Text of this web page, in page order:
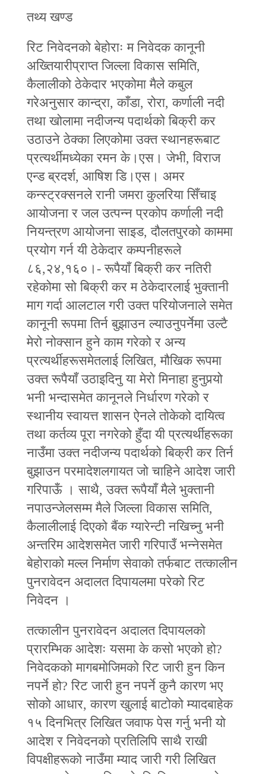
तथ्य खण्ड
रिट निवेदनको बेहोराः म निवेदक कानूनी
अख्तियारीप्राप्त जिल्ला विकास समिति,
कैलालीको ठेकेदार भएकोमा मैले कबुल
गरेअनुसार कान्द्रा, काँडा, रोरा, कर्णाली नदी
तथा खोलामा नदीजन्य पदार्थको बिक्री कर
उठाउने ठेक्का लिएकोमा उक्त स्थानहरूबाट
प्रत्यर्थीमध्येका रमन के।एस। जेभी, विराज
एन्ड ब्रदर्श, आषिश डि।एस। अमर
कन्स्ट्रक्सनले रानी जमरा कुलरिया सिँचाइ
आयोजना र जल उत्पन्न प्रकोप कर्णाली नदी
नियन्त्रण आयोजना साइड, दौलतपुरको काममा
प्रयोग गर्न यी ठेकेदार कम्पनीहरूले
८६,२४,१६०।- रूपैयाँ बिक्री कर नतिरी
रहेकोमा सो बिक्री कर म ठेकेदारलाई भुक्तानी
माग गर्दा आलटाल गरी उक्त परियोजनाले समेत
कानूनी रूपमा तिर्न बुझाउन ल्याउनुपर्नेमा उल्टै
मेरो नोक्सान हुने काम गरेको र अन्य
प्रत्यर्थीहरूसमेतलाई लिखित, मौखिक रूपमा
उक्त रूपैयाँ उठाइदिनु या मेरो मिनाहा हुनुपर्‍यो
भनी भन्दासमेत कानूनले निर्धारण गरेको र
स्थानीय स्वायत्त शासन ऐनले तोकेको दायित्व
तथा कर्तव्य पूरा नगरेको हुँदा यी प्रत्यर्थीहरूका
नाउँमा उक्त नदीजन्य पदार्थको बिक्री कर तिर्न
बुझाउन परमादेशलगायत जो चाहिने आदेश जारी
गरिपाऊँ । साथै, उक्त रूपैयाँ मैले भुक्तानी
नपाउन्जेलसम्म मैले जिल्ला विकास समिति,
कैलालीलाई दिएको बैंक ग्यारेन्टी नखिच्नु भनी
अन्तरिम आदेशसमेत जारी गरिपाउँ भन्नेसमेत
बेहोराको मल्ल निर्माण सेवाको तर्फबाट तत्कालीन
पुनरावेदन अदालत दिपायलमा परेको रिट
निवेदन ।
तत्कालीन पुनरावेदन अदालत दिपायलको
प्रारम्भिक आदेशः यसमा के कसो भएको हो?
निवेदकको मागबमोजिमको रिट जारी हुन किन
नपर्ने हो? रिट जारी हुन नपर्ने कुनै कारण भए
सोको आधार, कारण खुलाई बाटोको म्यादबाहेक
१५ दिनभित्र लिखित जवाफ पेस गर्नु भनी यो
आदेश र निवेदनको प्रतिलिपि साथै राखी
विपक्षीहरूको नाउँमा म्याद जारी गरी लिखित